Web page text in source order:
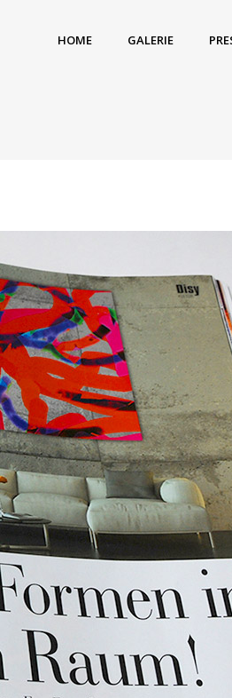
HOME GALERIE